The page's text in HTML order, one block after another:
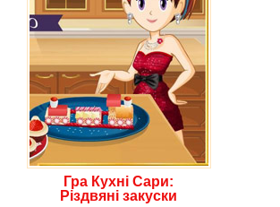
Гра Кухні Сари:
Різдвяні закуски